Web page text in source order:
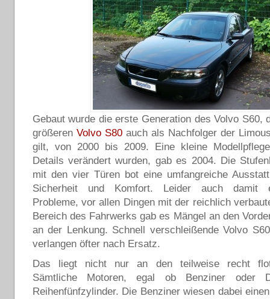
Gebaut wurde die erste Generation des Volvo S60,
größeren Volvo S80auch als Nachfolger der
gilt, von 2000 bis 2009. Eine kleine
Details verändert wurden, gab es 2004. Die
mit den vier Türen bot eine umfangreiche
Sicherheit und Komfort. Leider auch damit
Probleme, vor allen Dingen mit der reichlich
Bereich des Fahrwerks gab es Mängel an den
an der Lenkung. Schnell verschleißende Volvo
verlangen öfter nach Ersatz.
Das liegt nicht nur an den teilweise recht
Sämtliche Motoren, egal ob Benziner oder
Reihenfünfzylinder. Die Benziner wiesen dabei